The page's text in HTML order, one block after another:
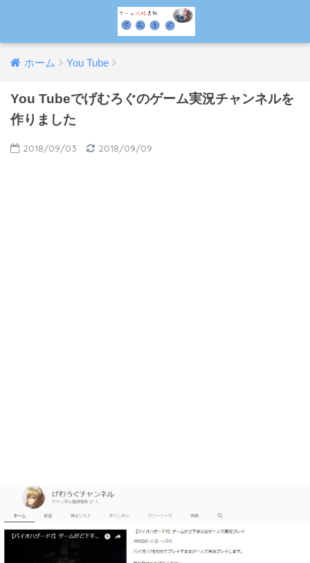
ホーム You Tube
You Tubeでげむろぐのゲーム実況チャンネルを
作りました
2018/09/03 2018/09/09